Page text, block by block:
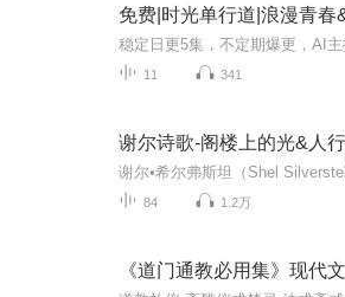
免费|时光单行道|浪漫青春
11 341
谢尔诗歌-阁楼上的光&人
84 1.2万